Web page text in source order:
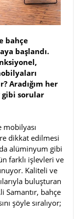
bahçe
başlandı.
Aradığım her
sorular
dikkat edilmesi
alüminyum gibi
farklı işlevleri ve
Kaliteli ve
buluşturan
Samantır, bahçe
şöyle sıralıyor;